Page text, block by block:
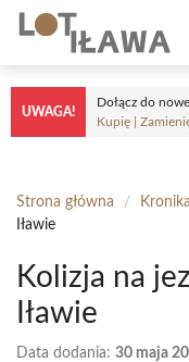
Przejdź
treści
UWAGA!
Dołącz do
Kupię |
Strona główna /
Iławie
Kolizja na
Iławie
Data dodania: 30 maja